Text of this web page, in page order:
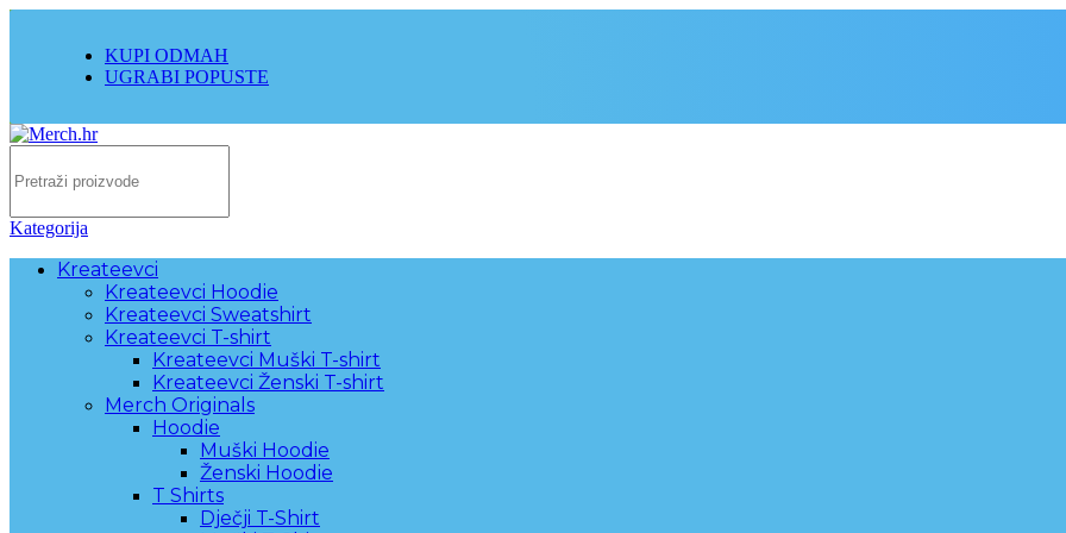
KUPI ODMAH
UGRABI POPUSTE
Kategorija
Kreateevci
Kreateevci Hoodie
Kreateevci Sweatshirt
Kreateevci T-shirt
Kreateevci Muški T-shirt
Kreateevci Ženski T-shirt
Merch Originals
Hoodie
Muški Hoodie
Ženski Hoodie
T Shirts
Dječji T-Shirt